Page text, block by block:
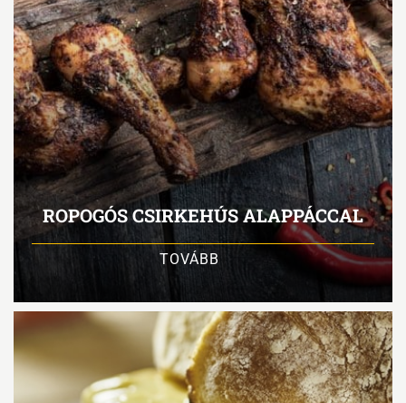
ROPOGÓS CSIRKEHÚS ALAPPÁCCAL
TOVÁBB